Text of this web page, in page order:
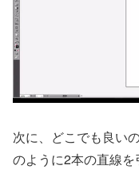
次に、どこでも良い
のように2本の直線を